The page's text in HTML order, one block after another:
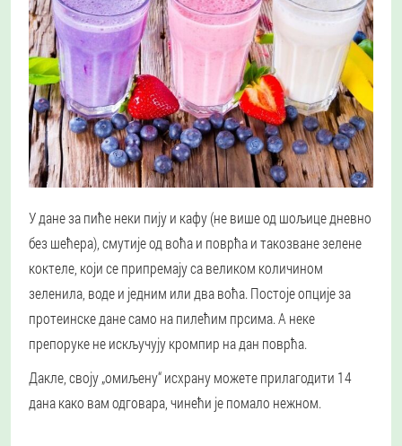
У дане за пиће неки пију и кафу (не више од шољице дневно
без шећера), смутије од воћа и поврћа и такозване зелене
коктеле, који се припремају са великом количином
зеленила, воде и једним или два воћа. Постоје опције за
протеинске дане само на пилећим прсима. А неке
препоруке не искључују кромпир на дан поврћа.
Дакле, своју „омиљену“ исхрану можете прилагодити 14
дана како вам одговара, чинећи је помало нежном.